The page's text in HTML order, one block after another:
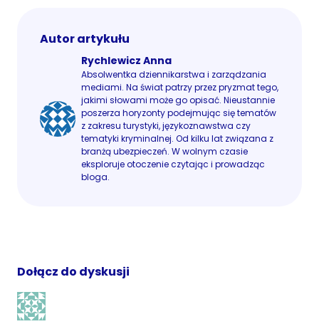
Autor artykułu
Rychlewicz Anna
Absolwentka dziennikarstwa i zarządzania
mediami. Na świat patrzy przez pryzmat tego,
jakimi słowami może go opisać. Nieustannie
poszerza horyzonty podejmując się tematów
z zakresu turystyki, językoznawstwa czy
tematyki kryminalnej. Od kilku lat związana z
branżą ubezpieczeń. W wolnym czasie
eksploruje otoczenie czytając i prowadząc
bloga.
Dołącz do dyskusji